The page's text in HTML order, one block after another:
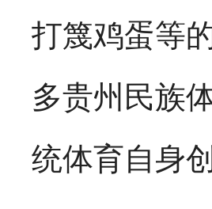
打篾鸡蛋等
多贵州民族
统体育自身